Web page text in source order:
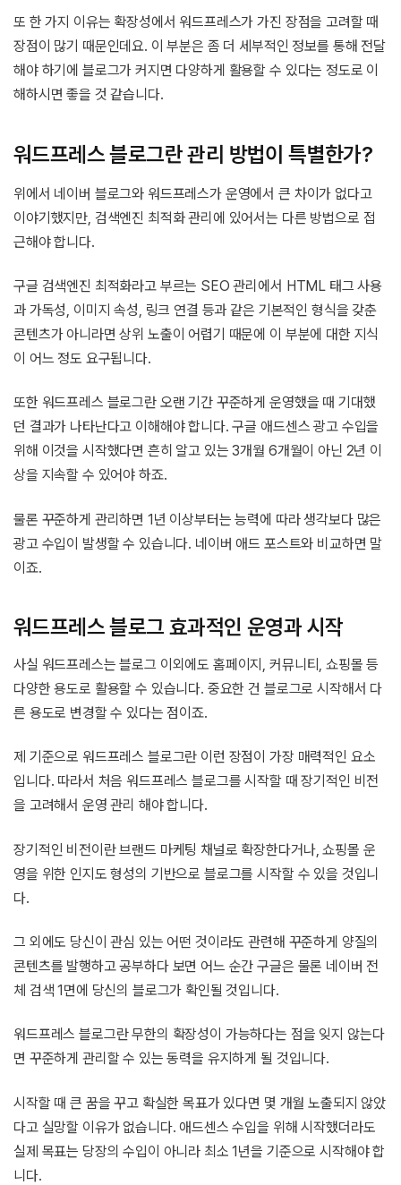
또 한 가지 이유는 확장성에서 워드프레스가 가진 장점을 고려할 때
장점이 많기 때문인데요. 이 부분은 좀 더 세부적인 정보를 통해 전달
해야 하기에 블로그가 커지면 다양하게 활용할 수 있다는 정도로 이
해하시면 좋을 것 같습니다.
워드프레스 블로그란 관리 방법이 특별한가?
위에서 네이버 블로그와 워드프레스가 운영에서 큰 차이가 없다고
이야기했지만, 검색엔진 최적화 관리에 있어서는 다른 방법으로 접
근해야 합니다.
구글 검색엔진 최적화라고 부르는 SEO 관리에서 HTML 태그 사용
과 가독성, 이미지 속성, 링크 연결 등과 같은 기본적인 형식을 갖춘
콘텐츠가 아니라면 상위 노출이 어렵기 때문에 이 부분에 대한 지식
이 어느 정도 요구됩니다.
또한 워드프레스 블로그란 오랜 기간 꾸준하게 운영했을 때 기대했
던 결과가 나타난다고 이해해야 합니다. 구글 애드센스 광고 수입을
위해 이것을 시작했다면 흔히 알고 있는 3개월 6개월이 아닌 2년 이
상을 지속할 수 있어야 하죠.
물론 꾸준하게 관리하면 1년 이상부터는 능력에 따라 생각보다 많은
광고 수입이 발생할 수 있습니다. 네이버 애드 포스트와 비교하면 말
이죠.
워드프레스 블로그 효과적인 운영과 시작
사실 워드프레스는 블로그 이외에도 홈페이지, 커뮤니티, 쇼핑몰 등
다양한 용도로 활용할 수 있습니다. 중요한 건 블로그로 시작해서 다
른 용도로 변경할 수 있다는 점이죠.
제 기준으로 워드프레스 블로그란 이런 장점이 가장 매력적인 요소
입니다. 따라서 처음 워드프레스 블로그를 시작할 때 장기적인 비전
을 고려해서 운영 관리 해야 합니다.
장기적인 비전이란 브랜드 마케팅 채널로 확장한다거나, 쇼핑몰 운
영을 위한 인지도 형성의 기반으로 블로그를 시작할 수 있을 것입니
다.
그 외에도 당신이 관심 있는 어떤 것이라도 관련해 꾸준하게 양질의
콘텐츠를 발행하고 공부하다 보면 어느 순간 구글은 물론 네이버 전
체 검색 1면에 당신의 블로그가 확인될 것입니다.
워드프레스 블로그란 무한의 확장성이 가능하다는 점을 잊지 않는다
면 꾸준하게 관리할 수 있는 동력을 유지하게 될 것입니다.
시작할 때 큰 꿈을 꾸고 확실한 목표가 있다면 몇 개월 노출되지 않았
다고 실망할 이유가 없습니다. 애드센스 수입을 위해 시작했더라도
실제 목표는 당장의 수입이 아니라 최소 1년을 기준으로 시작해야 합
니다.